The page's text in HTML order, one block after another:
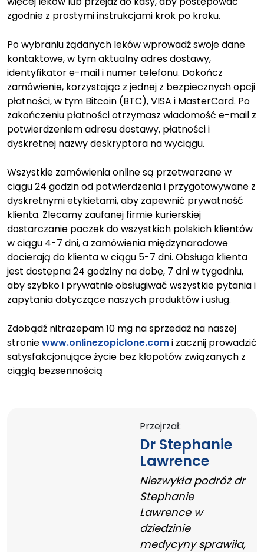
zgodnie z prostymi instrukcjami krok po kroku.
Po wybraniu żądanych leków wprowadź swoje dane
kontaktowe, w tym aktualny adres dostawy,
identyfikator e-mail i numer telefonu. Dokończ
zamówienie, korzystając z jednej z bezpiecznych opcji
płatności, w tym Bitcoin (BTC), VISA i MasterCard. Po
zakończeniu płatności otrzymasz wiadomość e-mail z
potwierdzeniem adresu dostawy, płatności i
dyskretnej nazwy deskryptora na wyciągu.
Wszystkie zamówienia online są przetwarzane w
ciągu 24 godzin od potwierdzenia i przygotowywane z
dyskretnymi etykietami, aby zapewnić prywatność
klienta. Zlecamy zaufanej firmie kurierskiej
dostarczanie paczek do wszystkich polskich klientów
w ciągu 4-7 dni, a zamówienia międzynarodowe
docierają do klienta w ciągu 5-7 dni. Obsługa klienta
jest dostępna 24 godziny na dobę, 7 dni w tygodniu,
aby szybko i prywatnie obsługiwać wszystkie pytania i
zapytania dotyczące naszych produktów i usług.
Zdobądź nitrazepam 10 mg na sprzedaż na naszej
stroniewww.onlinezopiclone.comi zacznij prowadzić
satysfakcjonujące życie bez kłopotów związanych z
ciągłą bezsennością
Przejrzał:
Dr Stephanie
Lawrence
Niezwykła podróż dr
Stephanie
Lawrence w
dziedzinie
medycyny sprawiła,